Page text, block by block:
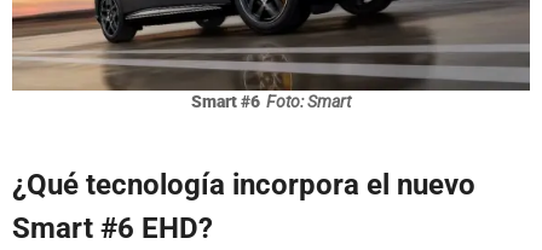
Smart #6 Foto: Smart
¿Qué tecnología incorpora el nuevo
Smart #6 EHD?